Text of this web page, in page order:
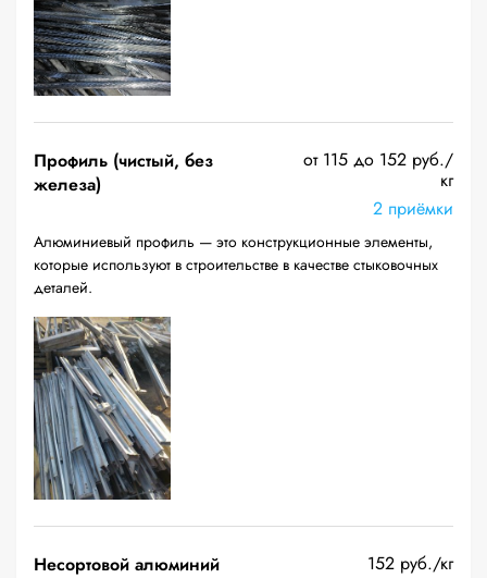
Профиль (чистый, без
железа)
от 115 до 152 руб./
кг
2 приёмки
Алюминиевый профиль — это конструкционные элементы,
которые используют в строительстве в качестве стыковочных
деталей.
Несортовой алюминий
152 руб./кг